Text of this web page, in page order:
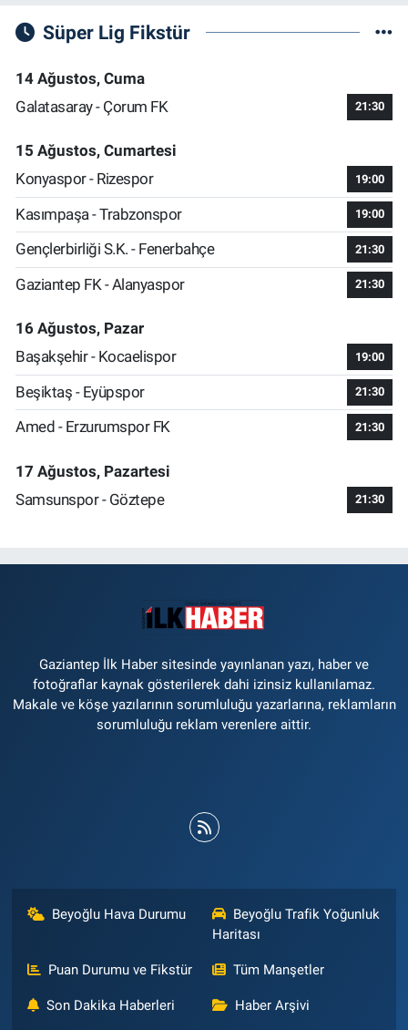
Süper Lig Fikstür
14 Ağustos, Cuma
Galatasaray - Çorum FK
21:30
15 Ağustos, Cumartesi
Konyaspor - Rizespor
19:00
Kasımpaşa - Trabzonspor 19:00
Gençlerbirliği S.K. - Fenerbahçe 21:30
Gaziantep FK - Alanyaspor 21:30
16 Ağustos, Pazar
Başakşehir - Kocaelispor
19:00
Beşiktaş - Eyüpspor 21:30
Amed - Erzurumspor FK 21:30
17 Ağustos, Pazartesi
Samsunspor - Göztepe
21:30
Gaziantep İlk Haber sitesinde yayınlanan yazı, haber ve
fotoğraflar kaynak gösterilerek dahi izinsiz kullanılamaz.
Makale ve köşe yazılarının sorumluluğu yazarlarına, reklamların
sorumluluğu reklam verenlere aittir.
Beyoğlu Hava Durumu
Beyoğlu Trafik Yoğunluk
Haritası
Puan Durumu ve Fikstür Tüm Manşetler
Son Dakika Haberleri Haber Arşivi